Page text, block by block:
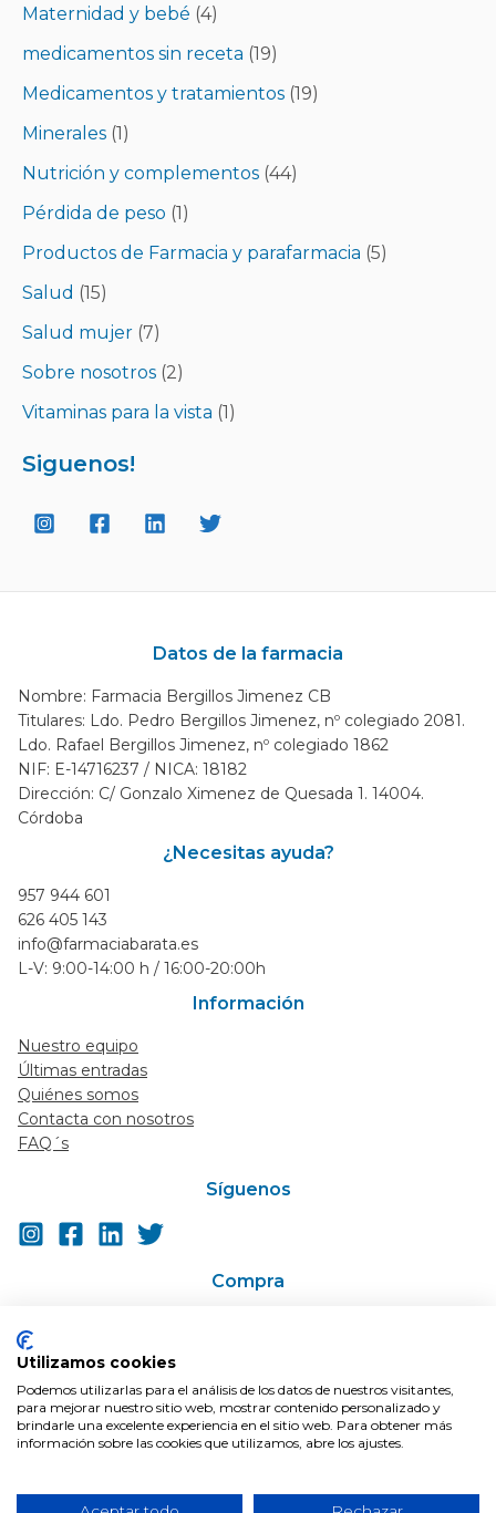
Maternidad y bebé (4)
medicamentos sin receta (19)
Medicamentos y tratamientos (19)
Minerales (1)
Nutrición y complementos (44)
Pérdida de peso (1)
Productos de Farmacia y parafarmacia (5)
Salud (15)
Salud mujer (7)
Sobre nosotros (2)
Vitaminas para la vista (1)
Siguenos!
Datos de la farmacia
Nombre: Farmacia Bergillos Jimenez CB
Titulares: Ldo. Pedro Bergillos Jimenez, nº colegiado 2081.
Ldo. Rafael Bergillos Jimenez, nº colegiado 1862
NIF: E-14716237 / NICA: 18182
Dirección: C/ Gonzalo Ximenez de Quesada 1. 14004.
Córdoba
¿Necesitas ayuda?
957 944 601
626 405 143
info@farmaciabarata.es
L-V: 9:00-14:00 h / 16:00-20:00h
Información
Nuestro equipo
Últimas entradas
Quiénes somos
Contacta con nosotros
FAQ´s
Síguenos
Compra
Super-descuentos / Cupones
En Oferta
Condiciones de compra
Envíos
Utilizamos cookies
Podemos utilizarlas para el análisis de los datos de nuestros visitantes,
para mejorar nuestro sitio web, mostrar contenido personalizado y
brindarle una excelente experiencia en el sitio web. Para obtener más
información sobre las cookies que utilizamos, abre los ajustes.